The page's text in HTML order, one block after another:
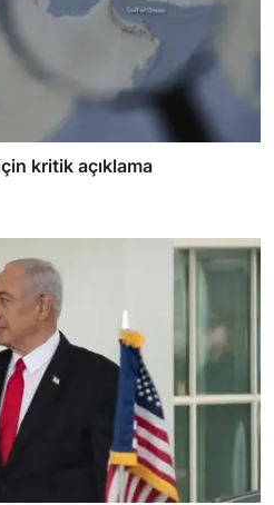
kritik açıklama